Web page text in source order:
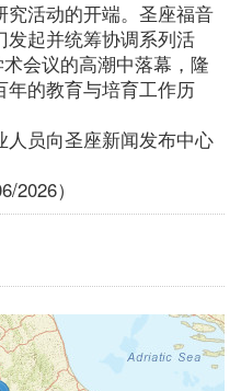
活动的开端。圣座福音
起并统筹协调系列活
会议的高潮中落幕，隆
的教育与培育工作历
人员向圣座新闻发布中心
2026）